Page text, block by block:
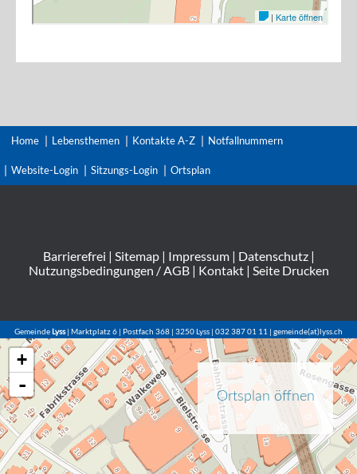
Home Lebensthemen Kontakte A-Z Notfallnummern
Website-Login Sitzungs-Login Ortsplan
Barrierefrei | Sitemap| Impressum| Datenschutz|
Nutzungsbedingungen / AGB| Kontakt| Seite Drucken
GemeindeLyss| Marktplatz 6 | Postfach 368 | 3250 Lyss | 032 387 01 11 | gemeinde(at)lyss.ch